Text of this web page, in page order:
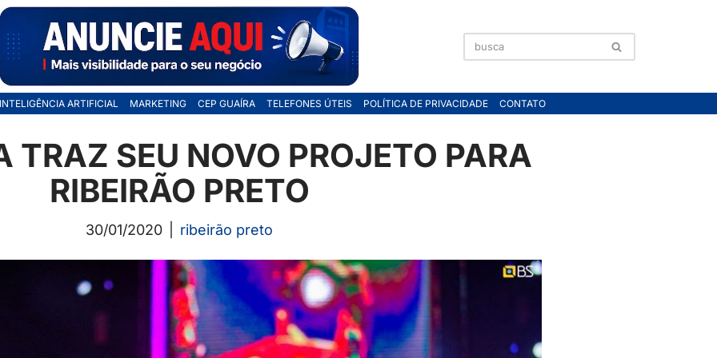
INTELIGÊNCIA ARTIFICIAL MARKETING CEP GUAÍRA TELEFONES ÚTEIS POLÍTICA DE PRIVACIDADE CONTATO
TRAZ SEU NOVO PROJETO PARA
RIBEIRÃO PRETO
30/01/2020 ribeirão preto